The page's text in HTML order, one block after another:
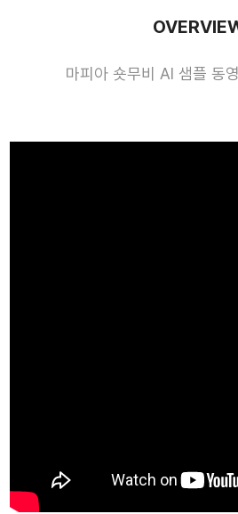
마피아 숏무비 AI 샘플 동